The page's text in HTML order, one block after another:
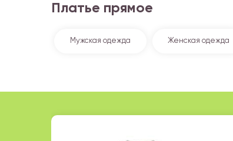
Платье прямое
Мужская одежда Женская одежда